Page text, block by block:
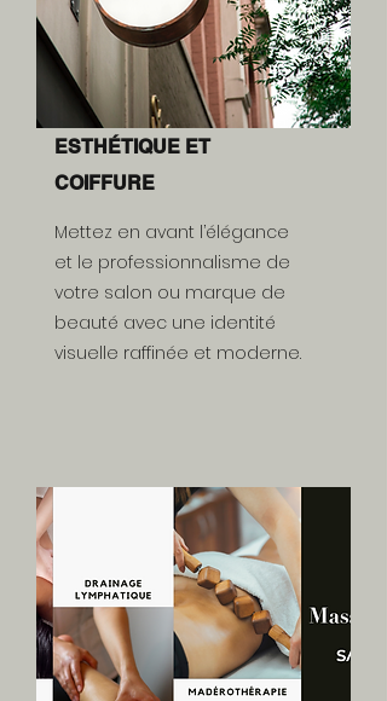
ESTHÉTIQUE ET
COIFFURE
Mettez en avant l’élégance
et le professionnalisme de
votre salon ou marque de
beauté avec une identité
visuelle raffinée et moderne.